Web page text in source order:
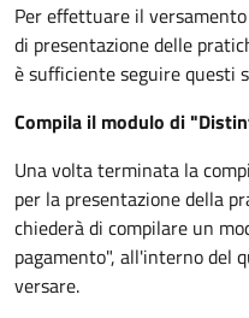
Per effettuare il
di presentazione delle
è sufficiente seguire questi
Compila il modulo di
Una volta terminata la
per la presentazione della
chiederà di compilare un
pagamento", all'interno del
versare.